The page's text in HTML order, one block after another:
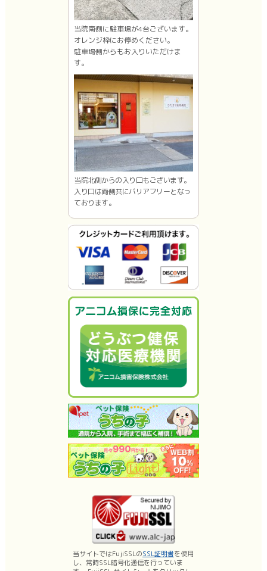
当院南側に駐車場が4台ございます。
オレンジ枠にお停めください。
駐車場側からもお入りいただけま
す。
当院北側からの入り口もございます。
入り口は両側共にバリアフリーとなっ
ております。
当サイトではFujiSSLのSSL証明書を使用
し、常時SSL暗号化通信を行っていま